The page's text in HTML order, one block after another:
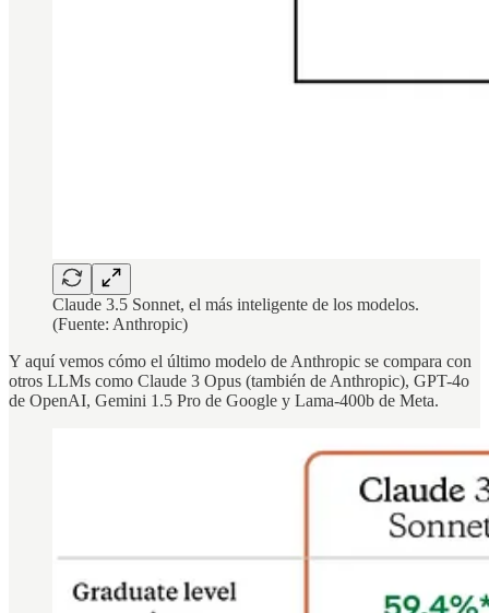
Claude 3.5 Sonnet, el más inteligente de los modelos.
(Fuente: Anthropic)
Y aquí vemos cómo el último modelo de Anthropic se compara con
otros LLMs como Claude 3 Opus (también de Anthropic), GPT-4o
de OpenAI, Gemini 1.5 Pro de Google y Lama-400b de Meta.